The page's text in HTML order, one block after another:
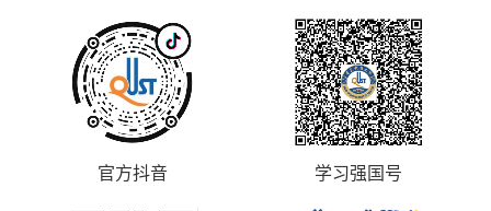
官方抖音 学习强国号